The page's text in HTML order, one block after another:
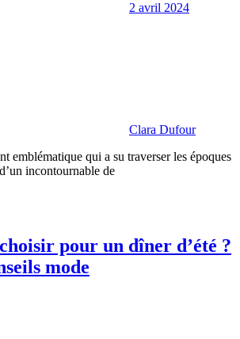
2 avril 2024
Clara Dufour
emblématique qui a su traverser les époques
incontournable de
pour un dîner d’été ?
mode